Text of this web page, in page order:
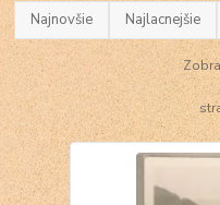
Najnovšie Najlacnejšie